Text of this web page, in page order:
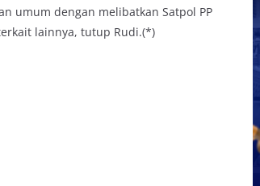
umum dengan melibatkan Satpol PP
lainnya, tutup Rudi.(*)